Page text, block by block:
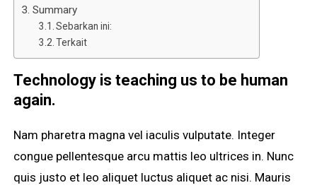
Summary
Sebarkan ini:
Terkait
Technology is teaching us to be human
again.
Nam pharetra magna vel iaculis vulputate. Integer
congue pellentesque arcu mattis leo ultrices in. Nunc
quis justo et leo aliquet luctus aliquet ac nisi. Mauris